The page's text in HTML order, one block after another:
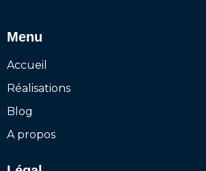
Menu
Accueil
Réalisations
Blog
A propos